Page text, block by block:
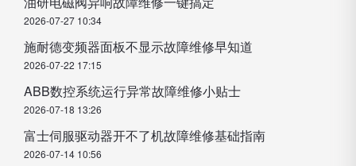
2026-07-27 10:34
施耐德变频器面板不显示故障维修早知道
2026-07-22 17:15
ABB数控系统运行异常故障维修小贴士
2026-07-18 13:26
富士伺服驱动器开不了机故障维修基础指南
2026-07-14 10:56